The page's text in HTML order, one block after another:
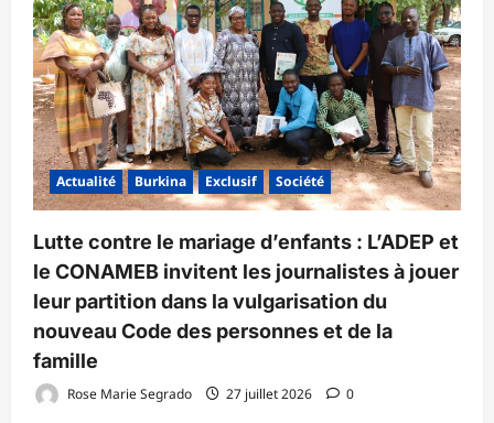
Actualité Burkina Exclusif Société
Lutte contre le mariage d’enfants : L’ADEP et
le CONAMEB invitent les journalistes à jouer
leur partition dans la vulgarisation du
nouveau Code des personnes et de la
famille
Rose Marie Segrado 27 juillet 2026 0